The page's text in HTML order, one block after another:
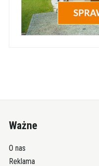
Ważne
O nas
Reklama